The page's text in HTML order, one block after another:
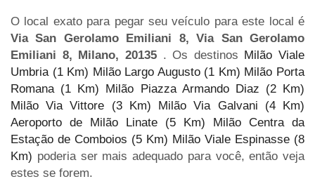
O local exato para pegar seu veículo para este local é
Via San Gerolamo Emiliani 8, Via San Gerolamo
Emiliani 8, Milano, 20135 . Os destinos Milão Viale
Umbria (1 Km) Milão Largo Augusto (1 Km) Milão Porta
Romana (1 Km) Milão Piazza Armando Diaz (2 Km)
Milão Via Vittore (3 Km)
Milão Via Galvani (4 Km)
Aeroporto de Milão Linate (5 Km)
Milão Centra da
Estação de Comboios (5 Km) Milão Viale Espinasse (8
Km) poderia ser mais adequado para você, então veja
estes se forem.